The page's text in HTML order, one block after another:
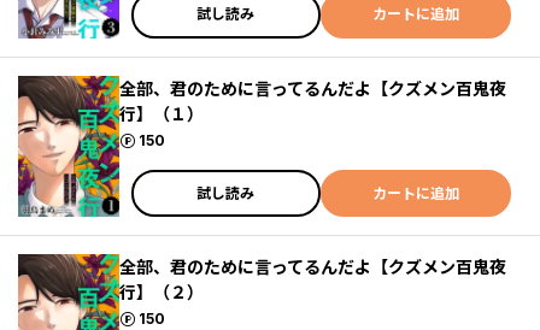
試し読み カートに追加
全部、君のために言ってるんだよ【クズメン百鬼夜
行】（１）
150
ポイント
試し読み カートに追加
全部、君のために言ってるんだよ【クズメン百鬼夜
行】（２）
150
ポイント